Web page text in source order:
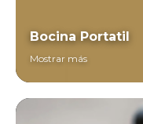
Bocina Portatil
Mostrar más